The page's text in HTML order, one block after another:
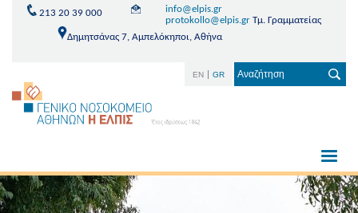
213 20 39 000
info@elpis.gr
protokollo@elpis.grΤμ. Γραμματείας
Δημητσάνας 7, Αμπελόκηποι, Αθήνα
EN GR